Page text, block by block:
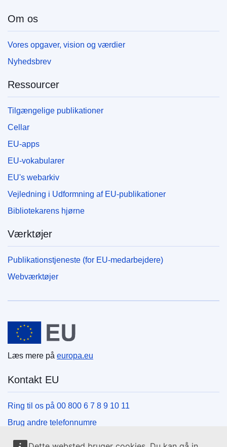
Om os
Vores opgaver, vision og værdier
Nyhedsbrev
Ressourcer
Tilgængelige publikationer
Cellar
EU-apps
EU-vokabularer
EU's webarkiv
Vejledning i Udformning af EU-publikationer
Bibliotekarens hjørne
Værktøjer
Publikationstjeneste (for EU-medarbejdere)
Webværktøjer
Den Europæiske Union
Læs mere på europa.eu
Kontakt EU
Ring til os på 00 800 6 7 8 9 10 11
Brug andre telefonnumre
Skriv til os via vores kontaktformular